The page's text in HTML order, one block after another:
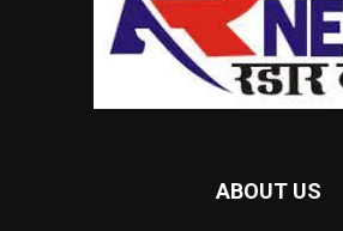
ABOUT US